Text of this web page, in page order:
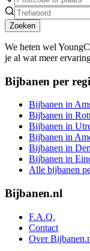
Zoeken
We heten wel
je al wat meer
Bijbanen per
Bijbanen in
Bijbanen in
Bijbanen in
Bijbanen in
Bijbanen in
Bijbanen in
Alle bijbanen
Bijbanen.nl
F.A.Q.
Contact
Over